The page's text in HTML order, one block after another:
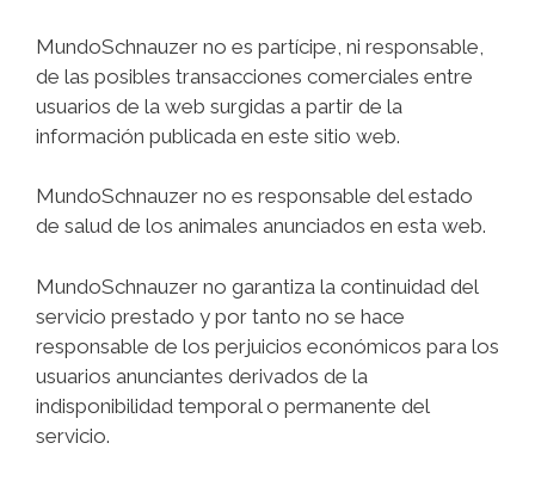
MundoSchnauzer no es partícipe, ni responsable,
de las posibles transacciones comerciales entre
usuarios de la web surgidas a partir de la
información publicada en este sitio web.
MundoSchnauzer no es responsable del estado
de salud de los animales anunciados en esta web.
MundoSchnauzer no garantiza la continuidad del
servicio prestado y por tanto no se hace
responsable de los perjuicios económicos para los
usuarios anunciantes derivados de la
indisponibilidad temporal o permanente del
servicio.